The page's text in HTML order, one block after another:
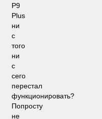
P9
Plus
ни
с
того
ни
с
сего
перестал
функционировать?
Попросту
не